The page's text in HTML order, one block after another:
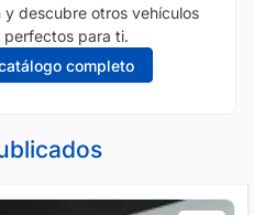
y descubre otros vehículos
para ti.
completo